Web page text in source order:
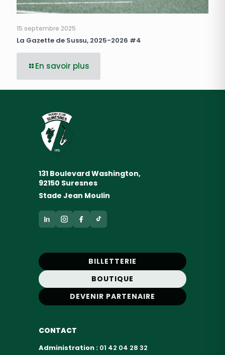
15 septembre 2025
La Gazette de Sussu, 2025-2026 #4
En savoir plus
131 Boulevard Washington,
92150 Suresnes
Stade Jean Moulin
BILLETTERIE
BOUTIQUE
DEVENIR PARTENAIRE
CONTACT
Administration : 01 42 04 28 32